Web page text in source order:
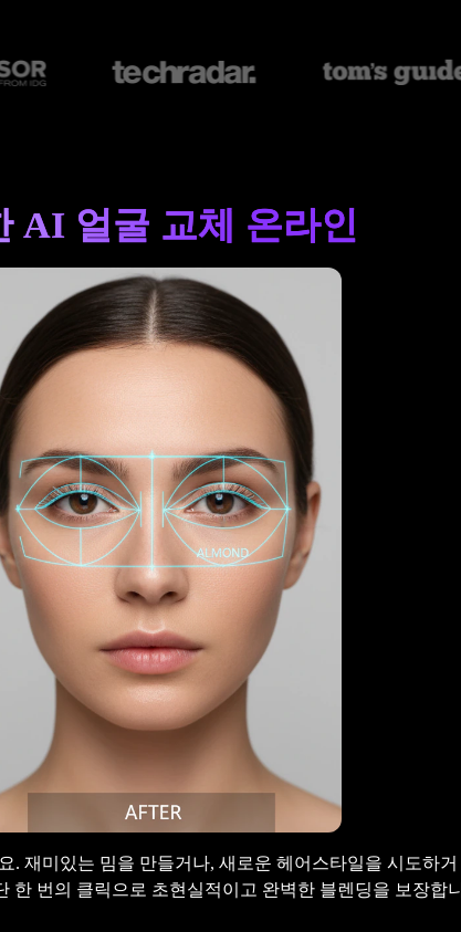
AI 얼굴 교체 온라인
. 재미있는 밈을 만들거나, 새로운 헤어스타일을 시도하거
번의 클릭으로 초현실적이고 완벽한 블렌딩을 보장합니